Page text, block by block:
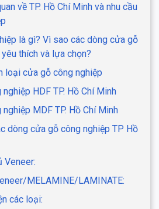
về TP. Hồ Chí Minh và nhu cầu
là gì? Vì sao các dòng cửa gỗ
thích và lựa chọn?
loại cửa gỗ công nghiệp
HDF TP. Hồ Chí Minh
MDF TP. Hồ Chí Minh
dòng cửa gỗ công nghiệp TP Hồ
Veneer:
MELAMINE/LAMINATE:
các loại: